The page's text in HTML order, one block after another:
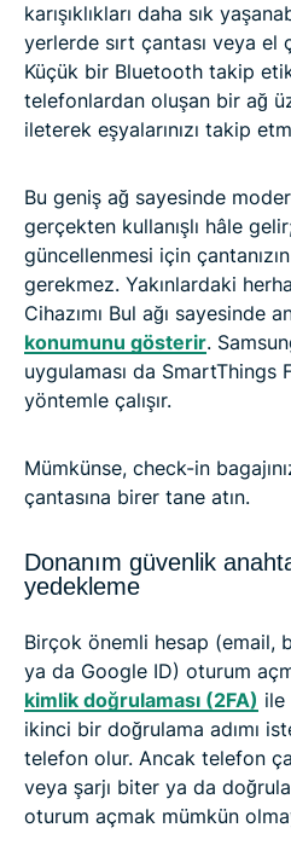
karışıklıkları daha sık
yerlerde sırt çantası veya el
Küçük bir Bluetooth takip
telefonlardan oluşan bir ağ
ileterek eşyalarınızı takip
Bu geniş ağ sayesinde
gerçekten kullanışlı hâle
güncellenmesi için
gerekmez. Yakınlardaki
Cihazımı Bul ağı sayesinde
konumunu gösterir.
uygulaması da SmartThings
yöntemle çalışır.
Mümkünse, check-in
çantasına birer tane atın.
Donanım güvenlik
yedekleme
Birçok önemli hesap (email,
ya da Google ID) oturum
kimlik doğrulaması (2FA) ile
ikinci bir doğrulama adımı
telefon olur. Ancak telefon
veya şarjı biter ya da
oturum açmak mümkün